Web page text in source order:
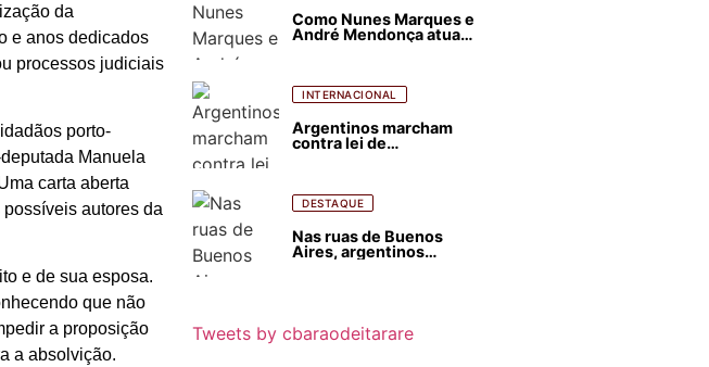
da
e anos dedicados
processos judiciais
porto-
Manuela
carta aberta
autores da
e de sua esposa.
que não
a proposição
a absolvição.
Como Nunes Marques e
André Mendonça atuam
INTERNACIONAL
Argentinos marcham
contra lei de
florestais
DESTAQUE
Nas ruas de Buenos
Aires, argentinos
Tweets by cbaraodeitarare